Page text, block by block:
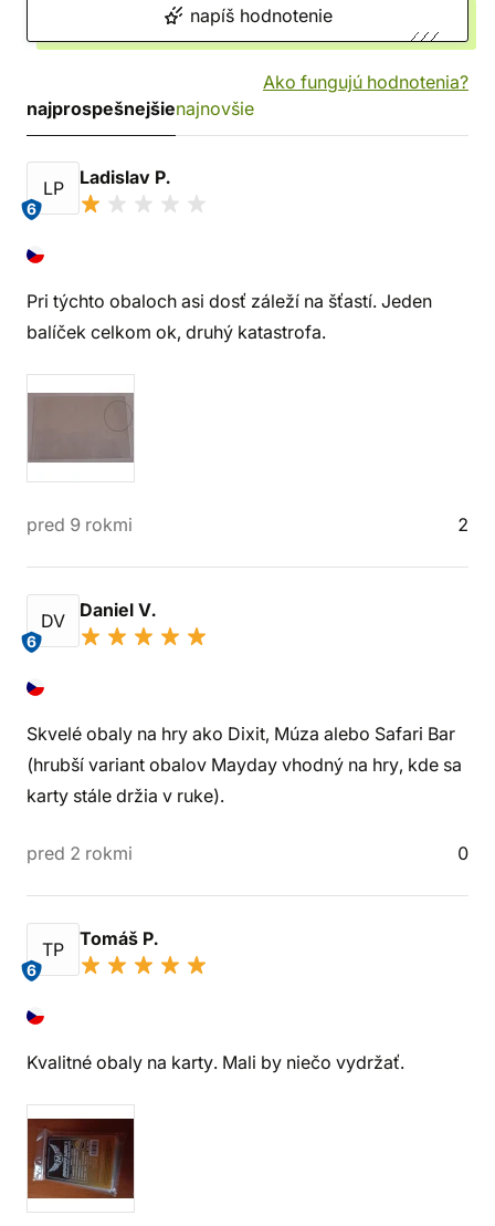
napíš hodnotenie
Ako fungujú hodnotenia?
najprospešnejšienajnovšie
LP
6
Ladislav P.
Pri týchto obaloch asi dosť záleží na šťastí. Jeden
balíček celkom ok, druhý katastrofa.
pred 9 rokmi 2
DV
6
Daniel V.
Skvelé obaly na hry ako Dixit, Múza alebo Safari Bar
(hrubší variant obalov Mayday vhodný na hry, kde sa
karty stále držia v ruke).
pred 2 rokmi 0
TP
6
Tomáš P.
Kvalitné obaly na karty. Mali by niečo vydržať.